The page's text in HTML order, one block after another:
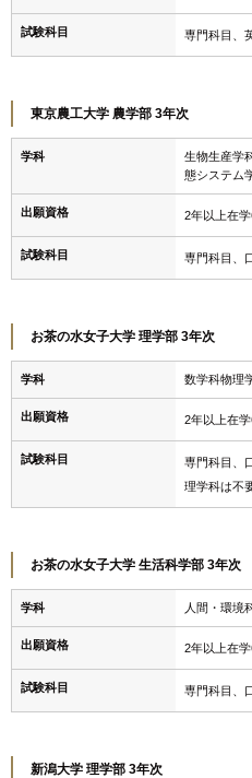
試験科目 専門科目、
東京農工大学 農学部 3年次
学科
生物生産学
態システム
出願資格 2年以上在学
試験科目 専門科目、
お茶の水女子大学 理学部 3年次
学科 数学科物理
出願資格 2年以上在学
試験科目
専門科目、
理学科は不
お茶の水女子大学 生活科学部 3年次
学科 人間・環境
出願資格 2年以上在学
試験科目 専門科目、
新潟大学 理学部 3年次